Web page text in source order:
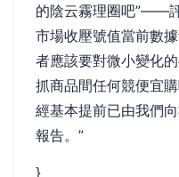
的陰云霧理圈吧”——
市場收壓號值當前數
者應該要對微小變化
抓商品間任何競便宜
經基本提前已由我們
報告。”
}